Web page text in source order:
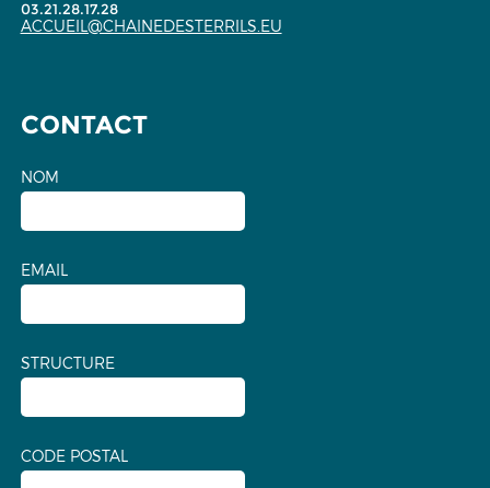
03.21.28.17.28
ACCUEIL@CHAINEDESTERRILS.EU
CONTACT
NOM
EMAIL
STRUCTURE
CODE POSTAL